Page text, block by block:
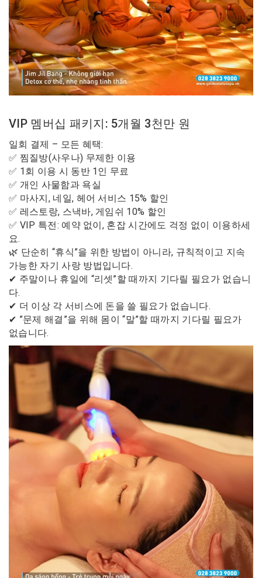
VIP 멤버십 패키지: 5개월 3천만 원
일회 결제 – 모든 혜택:
✅ 찜질방(사우나) 무제한 이용
✅ 1회 이용 시 동반 1인 무료
✅ 개인 사물함과 욕실
✅ 마사지, 네일, 헤어 서비스 15% 할인
✅ 레스토랑, 스낵바, 게임쉬 10% 할인
✅ VIP 특전: 예약 없이, 혼잡 시간에도 걱정 없이 이용하세
요.
🌿 단순히 “휴식”을 위한 방법이 아니라, 규칙적이고 지속
가능한 자기 사랑 방법입니다.
✔ ​​주말이나 휴일에 “리셋”할 때까지 기다릴 필요가 없습니
다.
✔ ​​더 이상 각 서비스에 돈을 쓸 필요가 없습니다.
✔ ​​”문제 해결”을 위해 몸이 “말”할 때까지 기다릴 필요가
없습니다.